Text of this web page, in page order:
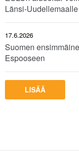
Länsi-Uudellemaalle
17.6.2026
Suomen
Espooseen
LISÄÄ